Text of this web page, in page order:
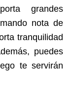
grandes
nota de
tranquilidad
puedes
te servirán